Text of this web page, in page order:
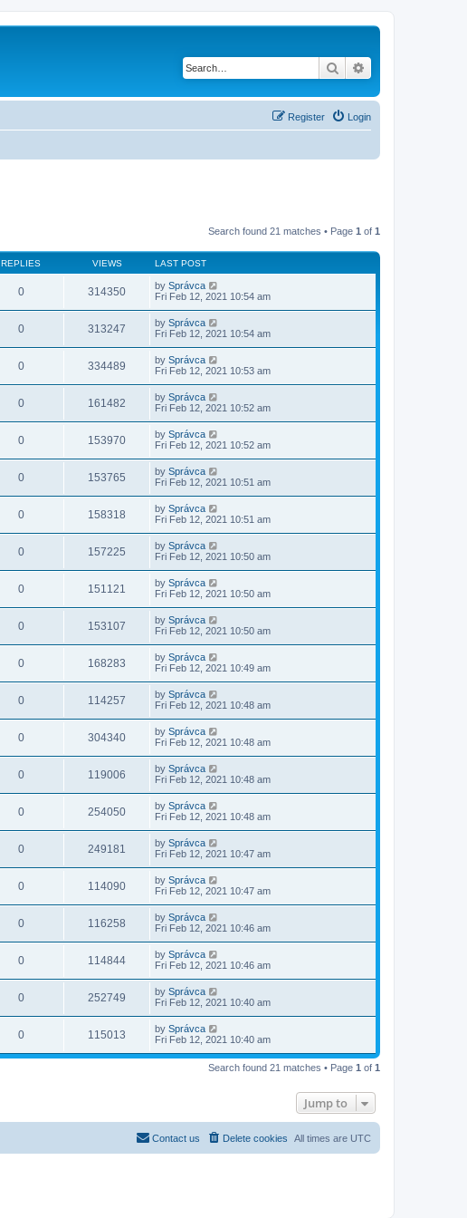
Search
Login
Register
Search found 21 matches • Page 1 of 1
REPLIES VIEWS LAST POST
0 314350 by Správca
Fri Feb 12, 2021 10:54 am
0 313247 by Správca
Fri Feb 12, 2021 10:54 am
0 334489 by Správca
Fri Feb 12, 2021 10:53 am
0 161482 by Správca
Fri Feb 12, 2021 10:52 am
0 153970 by Správca
Fri Feb 12, 2021 10:52 am
0 153765 by Správca
Fri Feb 12, 2021 10:51 am
0 158318 by Správca
Fri Feb 12, 2021 10:51 am
0 157225 by Správca
Fri Feb 12, 2021 10:50 am
0 151121 by Správca
Fri Feb 12, 2021 10:50 am
0 153107 by Správca
Fri Feb 12, 2021 10:50 am
0 168283 by Správca
Fri Feb 12, 2021 10:49 am
0 114257 by Správca
Fri Feb 12, 2021 10:48 am
0 304340 by Správca
Fri Feb 12, 2021 10:48 am
0 119006 by Správca
Fri Feb 12, 2021 10:48 am
0 254050 by Správca
Fri Feb 12, 2021 10:48 am
0 249181 by Správca
Fri Feb 12, 2021 10:47 am
0 114090 by Správca
Fri Feb 12, 2021 10:47 am
0 116258 by Správca
Fri Feb 12, 2021 10:46 am
0 114844 by Správca
Fri Feb 12, 2021 10:46 am
0 252749 by Správca
Fri Feb 12, 2021 10:40 am
0 115013 by Správca
Fri Feb 12, 2021 10:40 am
Search found 21 matches • Page 1 of 1
Jump to
All times are UTC
Delete cookies
Contact us